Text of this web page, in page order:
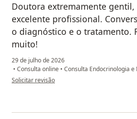
Doutora extremamente gentil,
excelente profissional.
o diagnóstico e o tratamento.
muito!
29 de julho de 2026
• Consulta online • Consulta Endocrinologia e
na opinião do utilizador Simone A. Codo
Solicitar revisão